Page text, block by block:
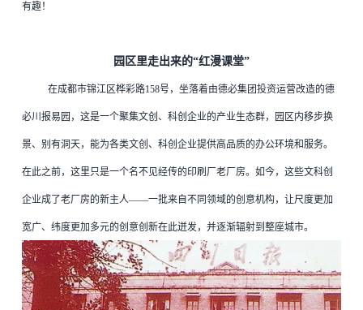
有趣！
园区里走出来的“红漫课堂”
在成都市锦江区桦彩路158号，坐落着由德必集团投资运营改造的德
必川报易园 ，这是一个聚集文创、科创企业的产业生态群，园区内移步换
景、别有洞天，能为各类文创、科创企业提供高品质的办公环境和服务。
在此之前，这里只是一个名不见经传的印刷厂老厂房。如今，这些文科创
企业成了老厂房的新主人——一批来自不同领域的创意机构，让尺度更加
宽广、纬度更加多元的创意创新在此迸发，并逐渐辐射到整座城市。